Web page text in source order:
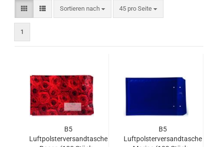
Sortieren nach
Sortieren nach 45 pro Seite
pro Seite
1
B5
Luftpolsterversandtasche
B5
Luftpolsterversandtasche